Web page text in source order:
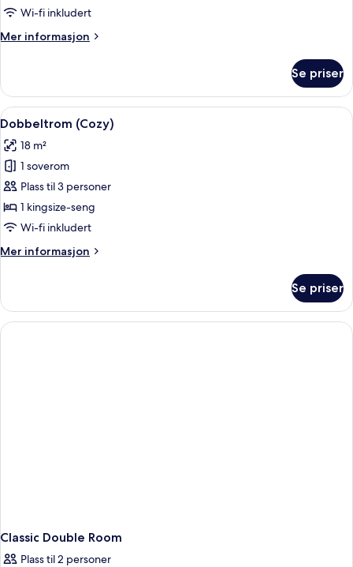
Wi-fi inkludert
Mer informasjon
Mer
Suite
Veranda
Se priser
Åpne
alle
bildene
av
Dobbeltrom
(Cozy)
Dobbeltrom (Cozy) | Sengetøy i
5
Dobbeltrom (Cozy)
18 m²
1 soverom
Plass til 3 personer
1 kingsize-seng
Wi-fi inkludert
Mer informasjon
Mer
(Cozy)
Se priser
Classic Double Room
Plass til 2 personer